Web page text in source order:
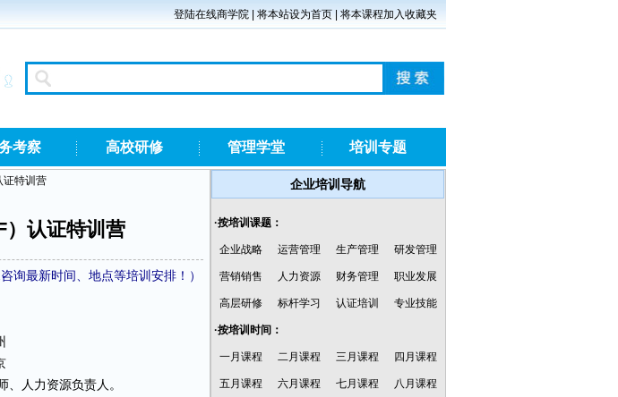
登陆在线商学院 将本站设为首页 将本课程加入收藏夹
考察 高校研修 管理学堂 培训专题
证特训营
）认证特训营
询最新时间、地点等培训安排！）
人力资源负责人。
企业培训导航
·按培训课题：
企业战略 运营管理 生产管理 研发管理
营销销售 人力资源 财务管理 职业发展
高层研修 标杆学习 认证培训 专业技能
·按培训时间：
一月课程 二月课程 三月课程 四月课程
五月课程 六月课程 七月课程 八月课程